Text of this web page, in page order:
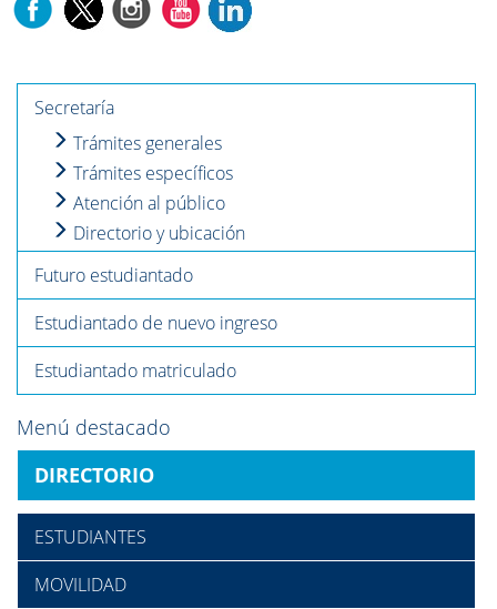
Secretaría
Trámites generales
Trámites específicos
Atención al público
Directorio y ubicación
Futuro estudiantado
Estudiantado de nuevo ingreso
Estudiantado matriculado
Menú destacado
DIRECTORIO
ESTUDIANTES
MOVILIDAD